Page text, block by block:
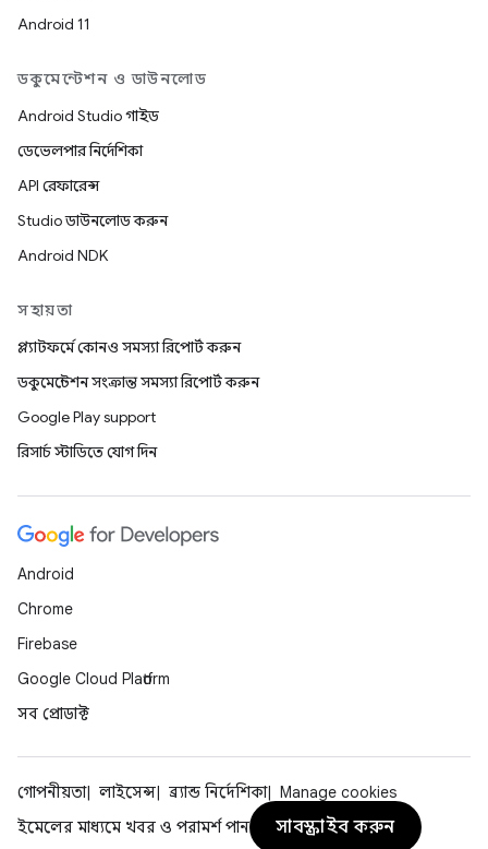
Android 11
ডকুমেন্টেশন ও ডাউনলোড
Android Studio গাইড
ডেভেলপার নির্দেশিকা
API রেফারেন্স
Studio ডাউনলোড করুন
Android NDK
সহায়তা
প্ল্যাটফর্মে কোনও সমস্যা রিপোর্ট করুন
ডকুমেন্টেশন সংক্রান্ত সমস্যা রিপোর্ট করুন
Google Play support
রিসার্চ স্টাডিতে যোগ দিন
Android
Chrome
Firebase
Google Cloud Platform
সব প্রোডাক্ট
গোপনীয়তা লাইসেন্স ব্র্যান্ড নির্দেশিকা
Manage cookies
ইমেলের মাধ্যমে খবর ও পরামর্শ পান
সাবস্ক্রাইব করুন